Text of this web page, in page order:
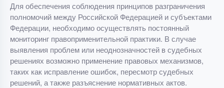
Для обеспечения соблюдения принципов разграничения
полномочий между Российской Федерацией и субъектами
Федерации, необходимо осуществлять постоянный
мониторинг правоприменительной практики. В случае
выявления проблем или неоднозначностей в судебных
решениях возможно применение правовых механизмов,
таких как исправление ошибок, пересмотр судебных
решений, а также разъяснение нормативных актов.